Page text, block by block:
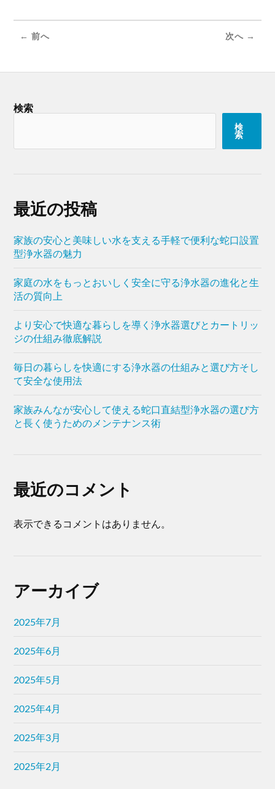
← 前へ 次へ →
検索
検
索
最近の投稿
家族の安心と美味しい水を支える手軽で便利な蛇口設置
型浄水器の魅力
家庭の水をもっとおいしく安全に守る浄水器の進化と生
活の質向上
より安心で快適な暮らしを導く浄水器選びとカートリッ
ジの仕組み徹底解説
毎日の暮らしを快適にする浄水器の仕組みと選び方そし
て安全な使用法
家族みんなが安心して使える蛇口直結型浄水器の選び方
と長く使うためのメンテナンス術
最近のコメント
表示できるコメントはありません。
アーカイブ
2025年7月
2025年6月
2025年5月
2025年4月
2025年3月
2025年2月